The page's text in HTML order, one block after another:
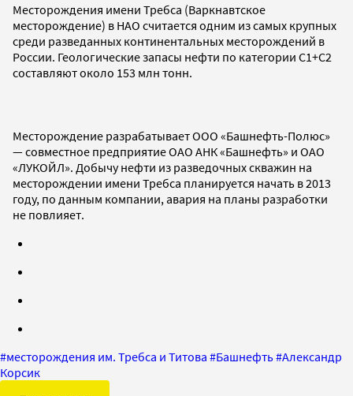
Месторождения имени Требса (Варкнавтское
месторождение) в НАО считается одним из самых крупных
среди разведанных континентальных месторождений в
России. Геологические запасы нефти по категории С1+С2
составляют около 153 млн тонн.
Месторождение разрабатывает ООО «Башнефть-Полюс»
— совместное предприятие ОАО АНК «Башнефть» и ОАО
«ЛУКОЙЛ». Добычу нефти из разведочных скважин на
месторождении имени Требса планируется начать в 2013
году, по данным компании, авария на планы разработки
не повлияет.
#месторождения им. Требса и Титова #Башнефть#Александр
Корсик